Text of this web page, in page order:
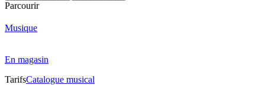
Parcourir
Musique
En magasin
TarifsCatalogue musical